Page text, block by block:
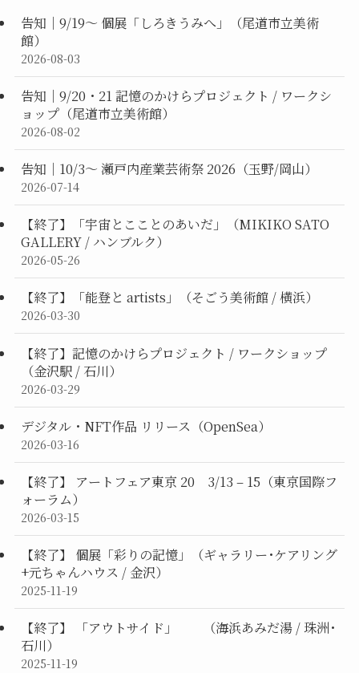
告知｜9/19〜 個展「しろきうみへ」（尾道市立美術
館）
2026-08-03
告知｜9/20・21 記憶のかけらプロジェクト / ワークシ
ョップ（尾道市立美術館）
2026-08-02
告知｜10/3〜 瀬戸内産業芸術祭 2026（玉野/岡山）
2026-07-14
【終了】「宇宙とこことのあいだ」（MIKIKO SATO
GALLERY / ハンブルク）
2026-05-26
【終了】「能登と artists」（そごう美術館 / 横浜）
2026-03-30
【終了】記憶のかけらプロジェクト / ワークショップ
（金沢駅 / 石川）
2026-03-29
デジタル・NFT作品 リリース（OpenSea）
2026-03-16
【終了】 アートフェア東京 20 3/13 – 15（東京国際フ
ォーラム）
2026-03-15
【終了】 個展「彩りの記憶」（ギャラリー･ケアリング
+元ちゃんハウス / 金沢）
2025-11-19
【終了】 「アウトサイド」 （海浜あみだ湯 / 珠洲･
石川）
2025-11-19